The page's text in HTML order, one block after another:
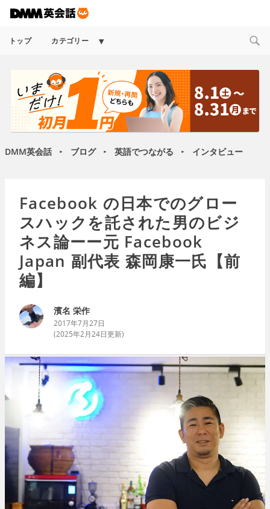
トップ カテゴリー
Expand
DMM英会話 ► ブログ ► 英語でつながる ► インタビュー
Facebook の日本でのグロー
スハックを託された男のビジ
ネス論ーー元 Facebook
Japan 副代表 森岡康一氏【前
編】
濱名 栄作
2017年7月27日
(2025年2月24日更新)